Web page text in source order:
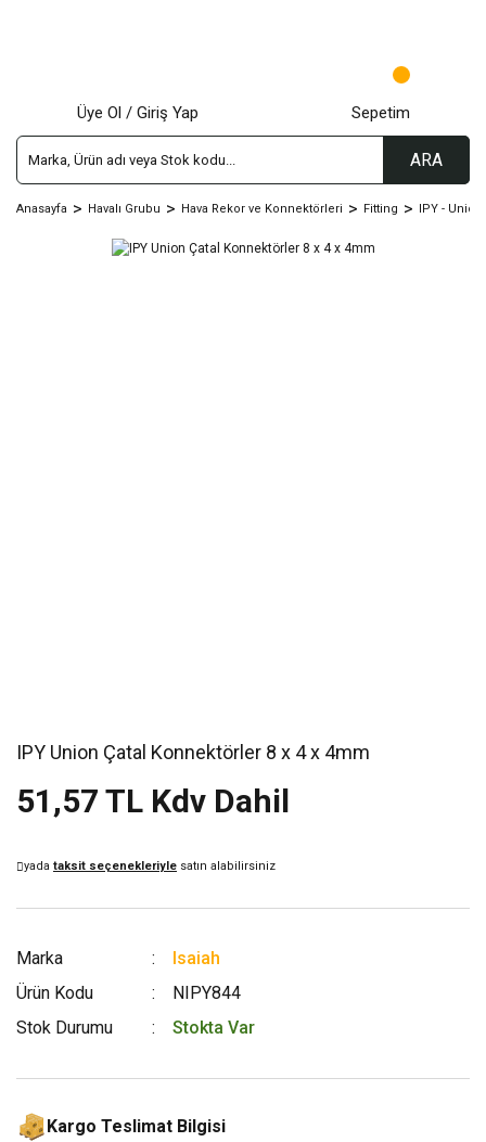
ARA
Üye Ol / Giriş Yap Sepetim
Anasayfa Havalı Grubu Hava Rekor ve Konnektörleri Fitting IPY - Union
IPY Union Çatal Konnektörler 8 x 4 x 4mm
51,57 TL Kdv Dahil
yada taksit seçenekleriyle satın alabilirsiniz
Marka
Isaiah
Ürün Kodu
NIPY844
Stok Durumu
Stokta Var
Kargo Teslimat Bilgisi